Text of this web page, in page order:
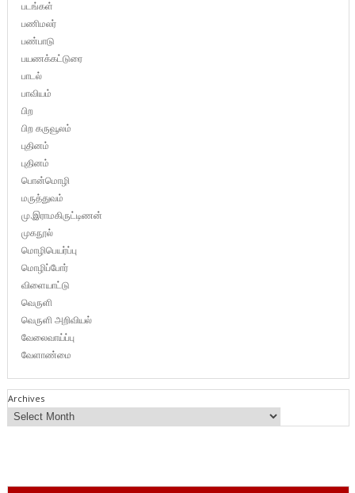
படங்கள்
பணிமலர்
பண்பாடு
பயணக்கட்டுரை
பாடல்
பாவியம்
பிற
பிற கருவூலம்
புதினம்
புதினம்
பொன்மொழி
மருத்துவம்
மு.இராமகிருட்டிணன்
முகநூல்
மொழிபெயர்ப்பு
மொழிப்போர்
விளையாட்டு
வெருளி
வெருளி அறிவியல்
வேலைவாய்ப்பு
வேளாண்மை
Archives